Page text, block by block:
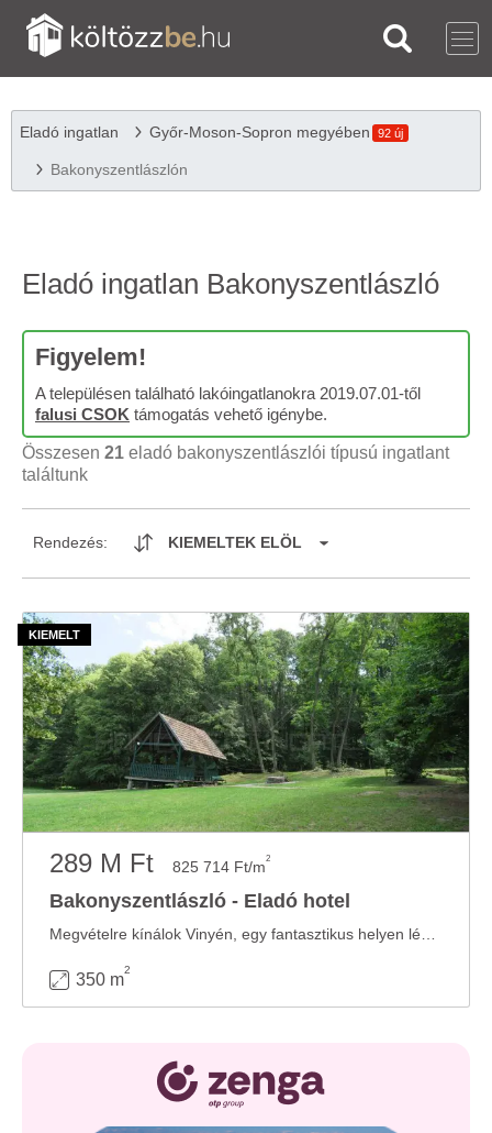
Eladó ingatlan Győr-Moson-Sopron megyében 92 új
Bakonyszentlászlón
Eladó ingatlan Bakonyszentlászló
Figyelem!
A településen található lakóingatlanokra 2019.07.01-től
falusi CSOK támogatás vehető igénybe.
Összesen 21 eladó bakonyszentlászlói típusú ingatlant
találtunk
Rendezés: KIEMELTEK ELÖL
289 M Ft 825 714 Ft/m2
Bakonyszentlászló - Eladó hotel
350 m
2